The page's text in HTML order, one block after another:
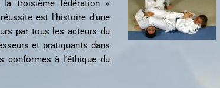
la troisième fédération «
est l’histoire d’une
par tous les acteurs du
et pratiquants dans
conformes à l’éthique du